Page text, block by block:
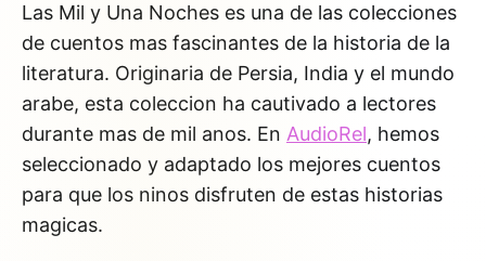
Las Mil y Una Noches es una de las colecciones
de cuentos mas fascinantes de la historia de la
literatura. Originaria de Persia, India y el mundo
arabe, esta coleccion ha cautivado a lectores
durante mas de mil anos. En AudioRel, hemos
seleccionado y adaptado los mejores cuentos
para que los ninos disfruten de estas historias
magicas.